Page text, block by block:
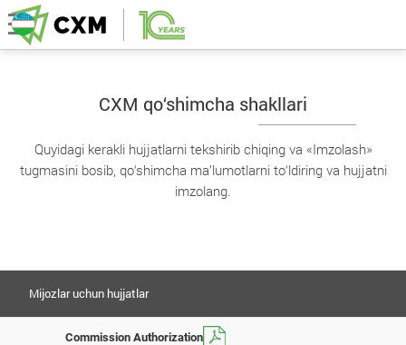
CXM qo‘shimcha shakllari
Quyidagi kerakli hujjatlarni tekshirib chiqing va «Imzolash»
tugmasini bosib, qo‘shimcha ma’lumotlarni to‘ldiring va hujjatni
imzolang.
Mijozlar uchun hujjatlar
Commission Authorization